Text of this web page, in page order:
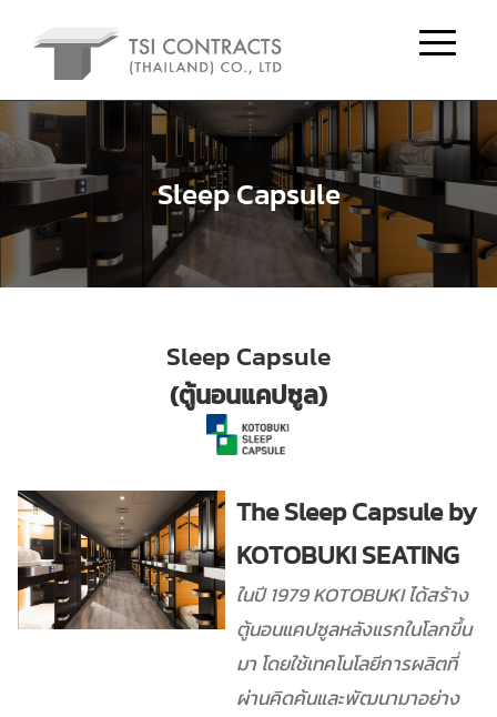
Sleep Capsule
Sleep Capsule
(ตู้นอนแคปซูล)
The Sleep Capsule by
KOTOBUKI SEATING
ในปี 1979 KOTOBUKI ได้สร้าง
ตู้นอนแคปซูลหลังแรกในโลกขึ้น
มา โดยใช้เทคโนโลยีการผลิตที่
ผ่านคิดค้นและพัฒนามาอย่าง